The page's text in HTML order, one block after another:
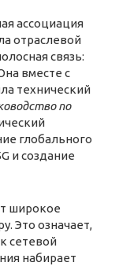
ассоциация
отраслевой
связь:
вместе с
технический
по
глобального
и создание
широкое
Это означает,
сетевой
набирает